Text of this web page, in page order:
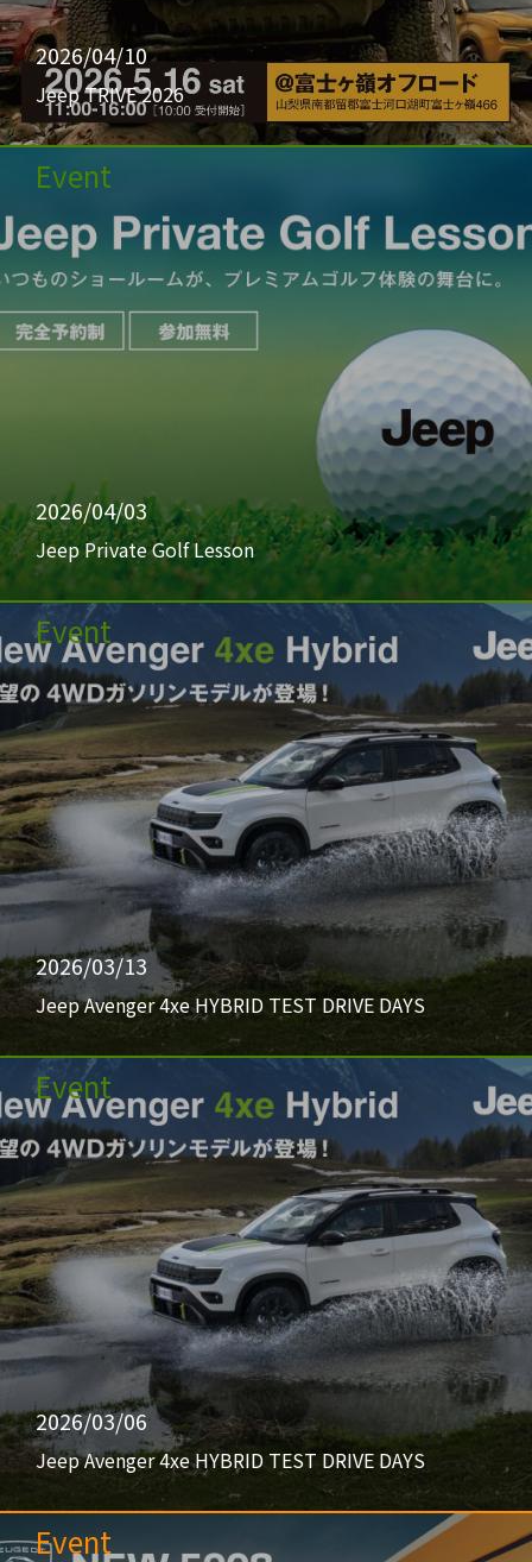
2026/04/10
Jeep TRIVE 2026
Event
2026/04/03
Jeep Private Golf Lesson
Event
2026/03/13
Jeep Avenger 4xe HYBRID TEST DRIVE DAYS
Event
2026/03/06
Jeep Avenger 4xe HYBRID TEST DRIVE DAYS
Event